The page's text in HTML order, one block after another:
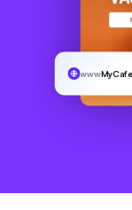
wwwMyCafe